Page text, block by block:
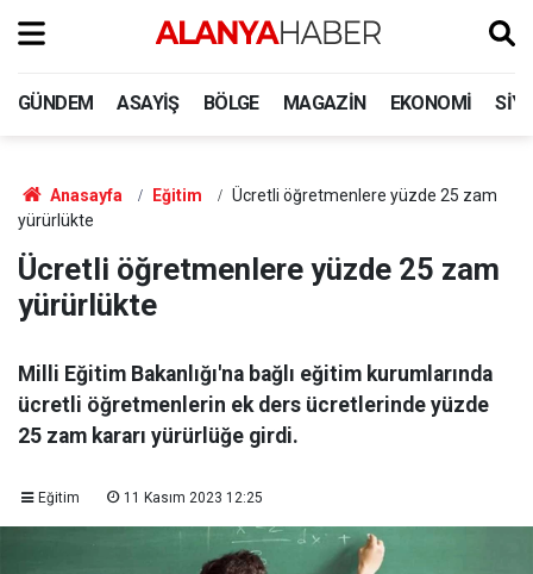
GÜNDEM ASAYIŞ BÖLGE MAGAZIN EKONOMI
Anasayfa Eğitim
Ücretli öğretmenlere yüzde 25 zam
yürürlükte
Ücretli öğretmenlere yüzde 25 zam
yürürlükte
Milli Eğitim Bakanlığı'na bağlı eğitim kurumlarında
ücretli öğretmenlerin ek ders ücretlerinde yüzde
25 zam kararı yürürlüğe girdi.
Eğitim 11 Kasım 2023 12:25